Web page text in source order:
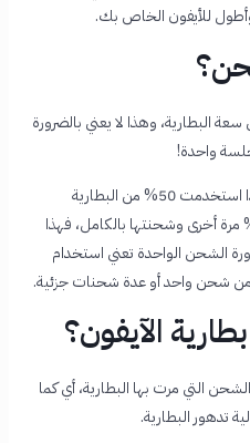
للأيفون الخاص بك.
تعني استخدام 100% من سعة البطارية، وهذا لا يعني بالضرورة
لنوضح الأمر أكثر: على سبيل المثال، إذا استخدمت 50% من البطارية
بالكامل، ثم استخدمت 50% مرة أخرى وشحنتها بالكامل، فهذا
الشحن الواحدة تعني استخدام
التي مرت بها البطارية، أي كما
تدهور البطارية.